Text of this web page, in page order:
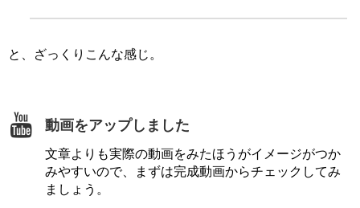
と、ざっくりこんな感じ。
動画をアップしました
文章よりも実際の動画をみたほうがイメージがつか
みやすいので、まずは完成動画からチェックしてみ
ましょう。